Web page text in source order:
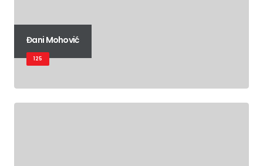
Đani Mohović
125